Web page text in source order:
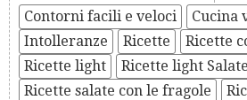
Contorni facili e veloci
Cucina
Intolleranze
Ricette
Ricette
Ricette light
Ricette light Salate
Ricette salate con le fragole